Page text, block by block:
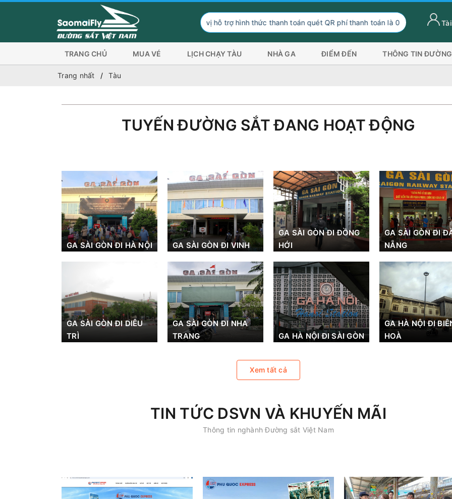
Đơn vị hỗ trợ hình thức thanh toán quét QR phí thanh toán là 0 đồng, ngoài hình thức
TRANG CHỦ MUA VÉ LỊCH CHẠY TÀU NHÀ GA ĐIỂM ĐẾN THÔNG TIN
Trang nhất Tàu
TUYẾN ĐƯỜNG SẮT ĐANG HOẠT ĐỘNG
GA SÀI GÒN ĐI HÀ NỘI GA SÀI GÒN ĐI VINH
GA SÀI GÒN ĐI ĐỒNG
HỚI
GA SÀI GÒN ĐI
NẴNG
GA SÀI GÒN ĐI DIÊU
TRÌ
GA SÀI GÒN ĐI NHA
TRANG
GA HÀ NỘI ĐI SÀI GÒN
GA HÀ NỘI ĐI
HOÀ
Xem tất cả
TIN TỨC DSVN VÀ KHUYẾN MÃI
Thông tin nghành Đường sắt Việt Nam